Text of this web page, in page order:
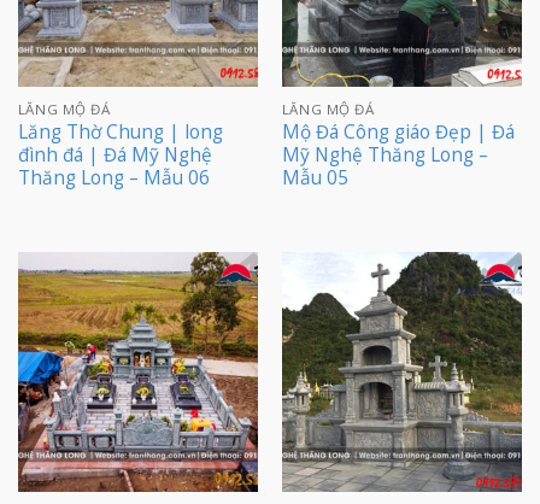
LĂNG MỘ ĐÁ
Lăng Thờ Chung | long
đình đá | Đá Mỹ Nghệ
Thăng Long – Mẫu 06
LĂNG MỘ ĐÁ
Mộ Đá Công giáo Đẹp | Đá
Mỹ Nghệ Thăng Long –
Mẫu 05